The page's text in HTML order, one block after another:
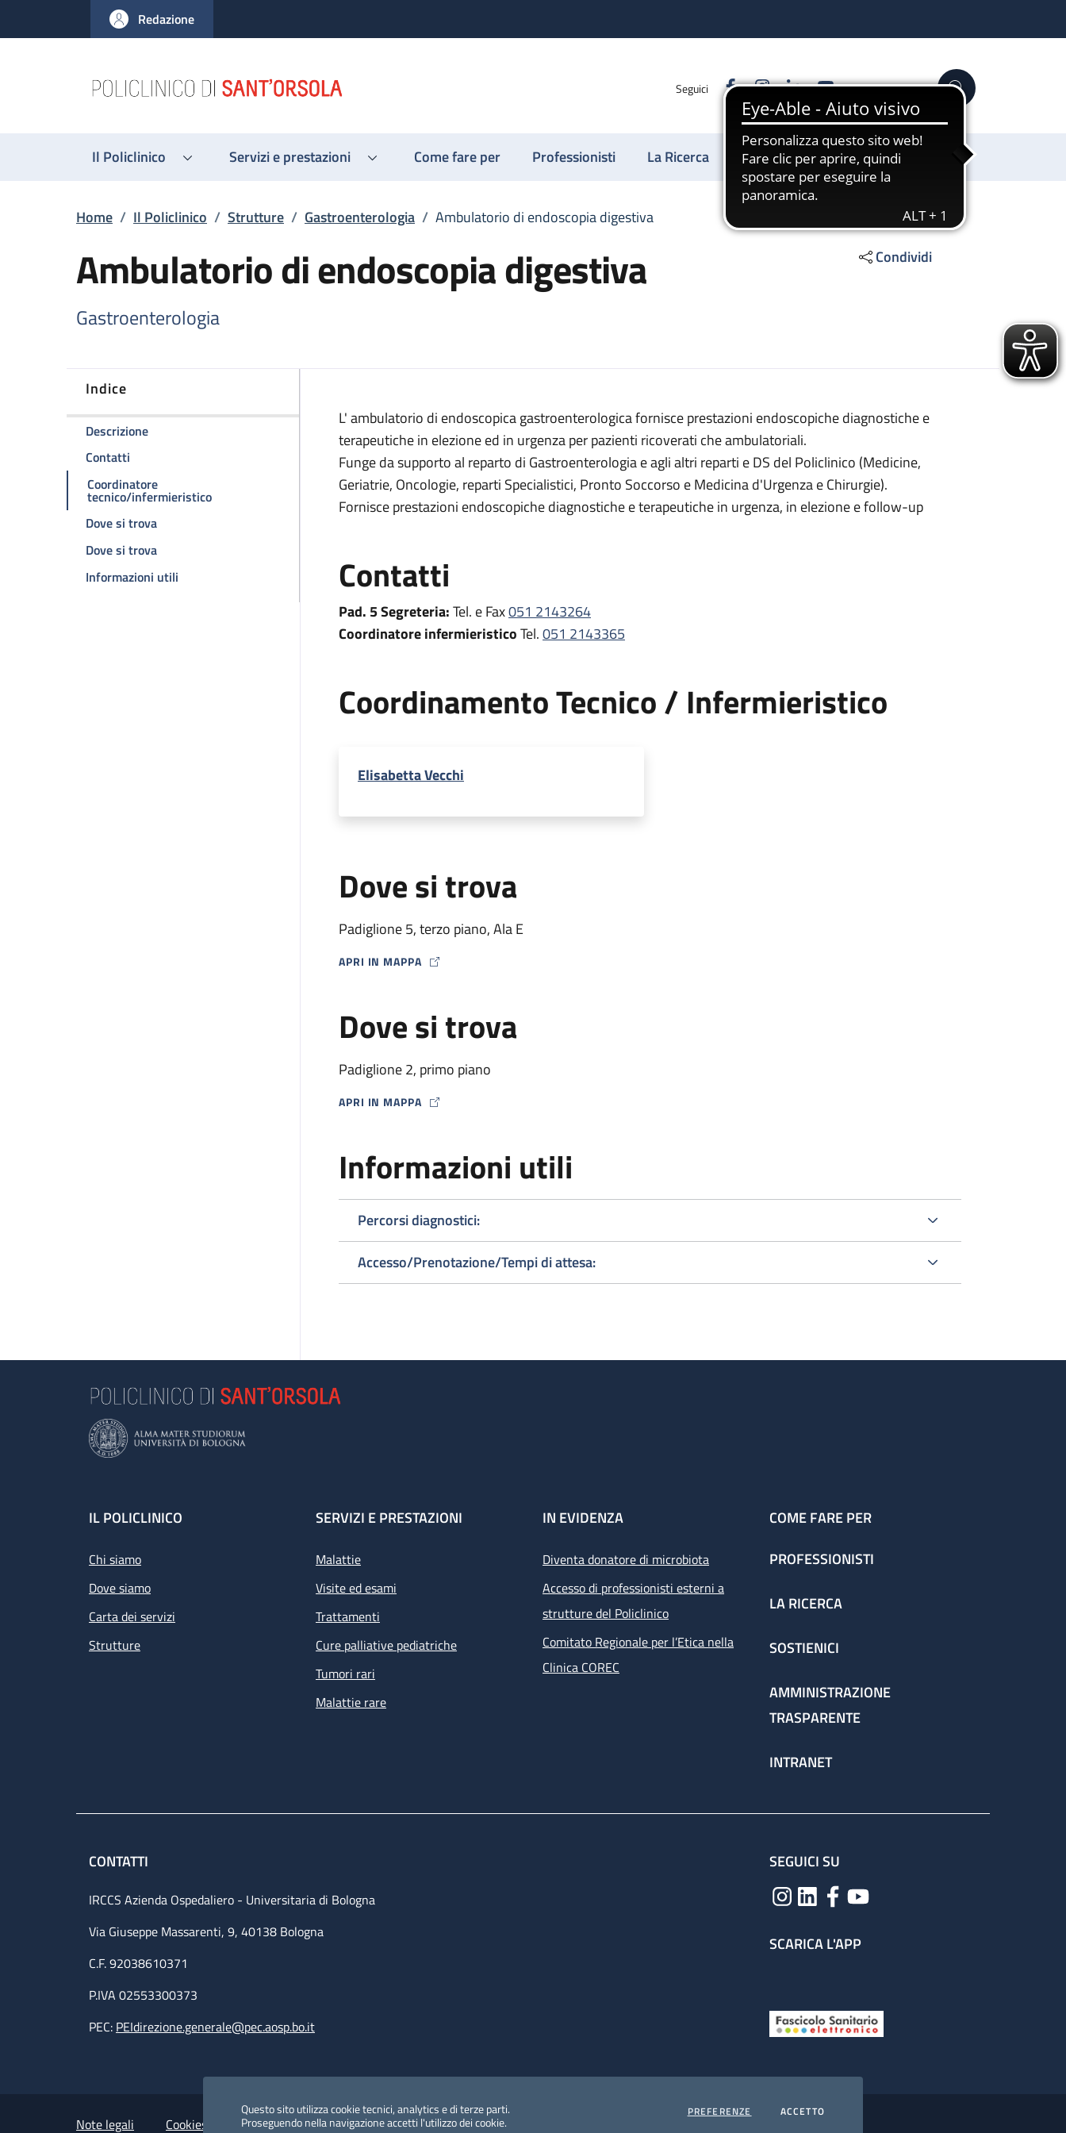
al contenuto principale
to footer content
Questo sito utilizza cookie tecnici, analytics e di terze parti.
Proseguendo nella navigazione accetti l'utilizzo dei cookie.
PREFERENZE COOKIESACCETTOI COOKIES
Redazione
Seguici FacebookInstagram
LinkedinYouTube Cerca
Il Policlinico Servizi e prestazioni Come fare per Professionisti La Ricerca Sostienici
Briciole di pane
Home / Il Policlinico / Strutture / Gastroenterologia / Ambulatorio di endoscopia digestiva
Ambulatorio di endoscopia digestiva
Gastroenterologia
Condividi
Indice
Descrizionedella pagina Ambulatorio di endoscopia digestiva
Contatti della pagina Ambulatorio di endoscopia digestiva
Coordinatore
tecnico/infermieristicodella pagina Ambulatorio di endoscopia digestiva
Dove si trovadella pagina Ambulatorio di endoscopia digestiva
Dove si trovadella pagina Ambulatorio di endoscopia digestiva
Informazioni utili della pagina Ambulatorio di endoscopia digestiva
Descrizione
L' ambulatorio di endoscopica gastroenterologica fornisce prestazioni endoscopiche diagnostiche e
terapeutiche in elezione ed in urgenza per pazienti ricoverati che ambulatoriali.
Funge da supporto al reparto di Gastroenterologia e agli altri reparti e DS del Policlinico (Medicine,
Geriatrie, Oncologie, reparti Specialistici, Pronto Soccorso e Medicina d'Urgenza e Chirurgie).
Fornisce prestazioni endoscopiche diagnostiche e terapeutiche in urgenza, in elezione e follow-up
Contatti
Pad. 5 Segreteria:Tel. e Fax051 2143264
Coordinatore infermieristicoTel.051 2143365
Coordinamento Tecnico / Infermieristico
Elisabetta Vecchi
Dove si trova
Padiglione 5, terzo piano, Ala E
APRI IN MAPPA
MAP ICON
Dove si trova
Padiglione 2, primo piano
APRI IN MAPPA
MAP ICON
Informazioni utili
Percorsi diagnostici:
Accesso/Prenotazione/Tempi di attesa:
Footer
IL POLICLINICO
Chi siamo
Dove siamo
Carta dei servizi
Strutture
SERVIZI E PRESTAZIONI
Malattie
Visite ed esami
Trattamenti
Cure palliative pediatriche
Tumori rari
Malattie rare
IN EVIDENZA
Diventa donatore di microbiota
Accesso di professionisti esterni a
strutture del Policlinico
Comitato Regionale per l’Etica nella
Clinica COREC
COME FARE PER
PROFESSIONISTI
LA RICERCA
SOSTIENICI
AMMINISTRAZIONE
TRASPARENTE
INTRANET
CONTATTI
IRCCS Azienda Ospedaliero - Universitaria di Bologna
Via Giuseppe Massarenti, 9, 40138 Bologna
C.F. 92038610371
P.IVA 02553300373
PEC: PEIdirezione.generale@pec.aosp.bo.it
SEGUICI SU
SCARICA L'APP
Small prints
Useful links section
Note legali Cookies Policy Policy privacy e protezione del dato personale